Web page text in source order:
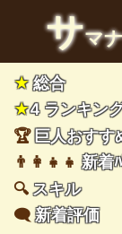
サマ
★総合
★4 ランキン
🏆巨人おすす
👨‍👩‍👧‍👧新着
🔍スキル
🗨️新着評価